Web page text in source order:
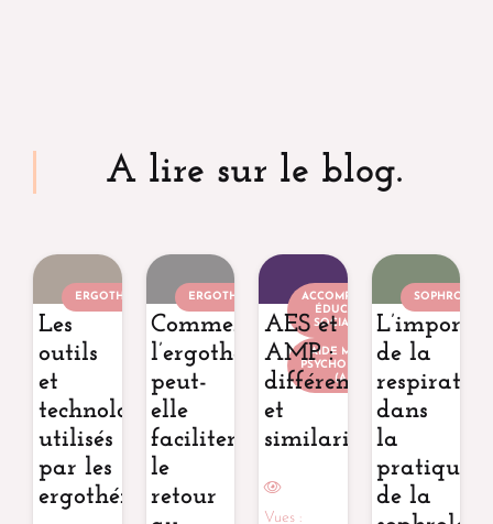
A lire sur le blog.
ERGOTHÉRAPEUTE
Les
outils
et
technologies
utilisés
par les
ergothérapeutes
ERGOTHÉRAPEUTE
Comment
l’ergothérapie
peut-
elle
faciliter
le
retour
ACCOMPAGNANT
ÉDUCATIF ET
SOCIAL (AES)
AIDE MÉDICO-
PSYCHOLOGIQUE
(AMP)
AES et
AMP :
différences
et
similarités
Vues :
de la
dans
la
pratique
de la